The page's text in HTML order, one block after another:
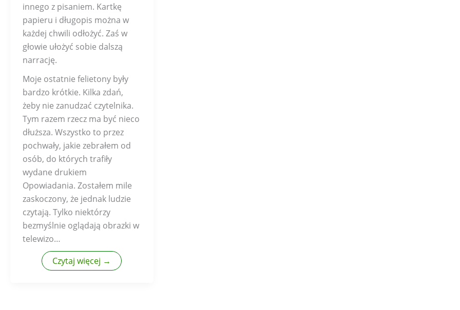
innego z pisaniem. Kartkę
papieru i długopis można w
każdej chwili odłożyć. Zaś w
głowie ułożyć sobie dalszą
narrację.
Moje ostatnie felietony były
bardzo krótkie. Kilka zdań,
żeby nie zanudzać czytelnika.
Tym razem rzecz ma być nieco
dłuższa. Wszystko to przez
pochwały, jakie zebrałem od
osób, do których trafiły
wydane drukiem
Opowiadania. Zostałem mile
zaskoczony, że jednak ludzie
czytają. Tylko niektórzy
bezmyślnie oglądają obrazki w
telewizo…
Czytaj więcej →